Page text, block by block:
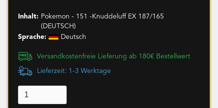
Inhalt: Pokemon - 151 -Knuddeluff EX 187/165
(DEUTSCH)
Sprache:
Deutsch
Versandkostenfreie Lieferung ab 180€ Bestellwert
Lieferzeit: 1-3 Werktage